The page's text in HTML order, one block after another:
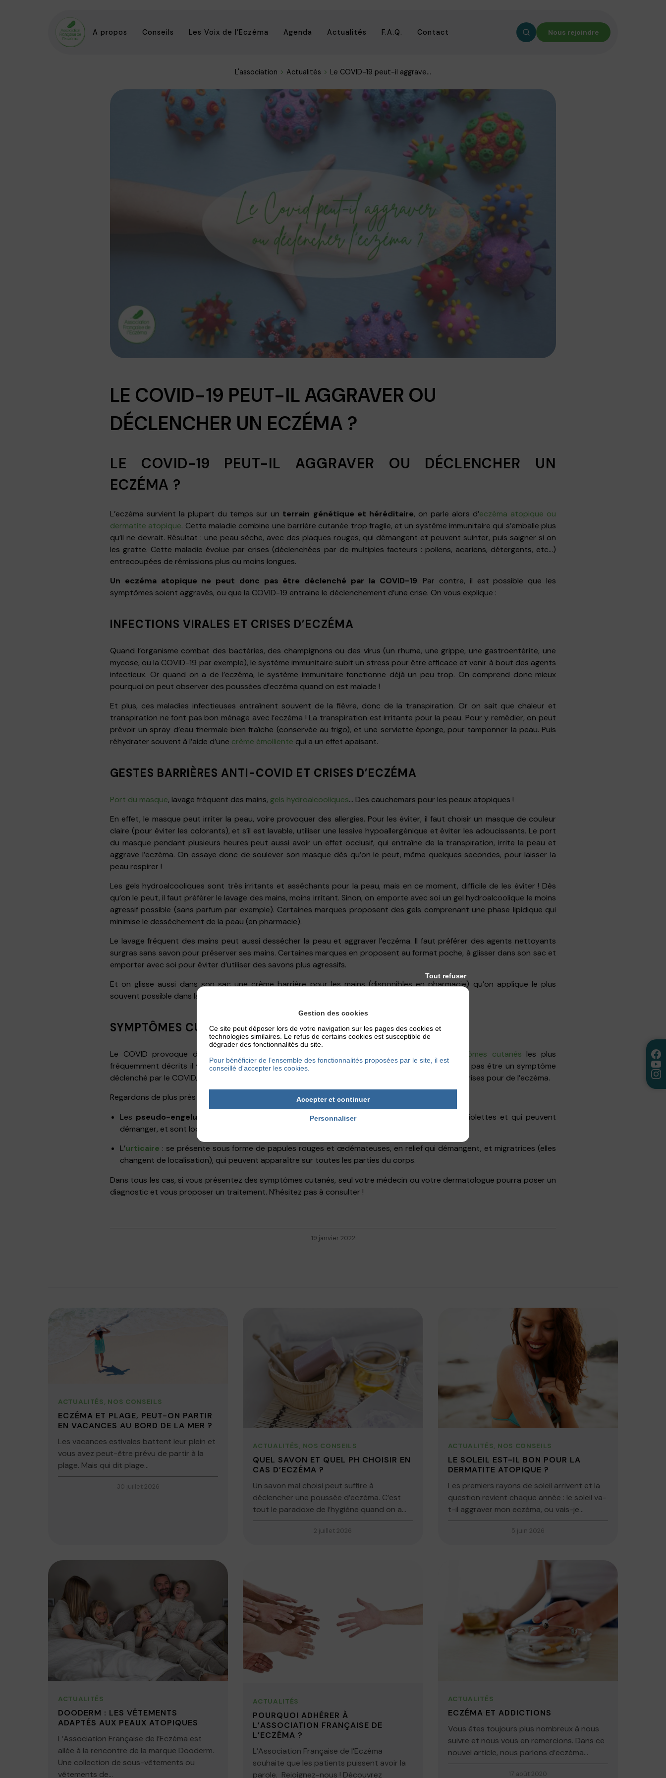
A propos Conseils Les Voix de l’Eczéma Agenda Actualités F.A.Q. Contact Nous rejoindre
L'association Actualités Le COVID-19 peut-il aggrave...
LE COVID-19 PEUT-IL AGGRAVER OU
DÉCLENCHER UN ECZÉMA ?
LE COVID-19 PEUT-IL AGGRAVER OU DÉCLENCHER UN
ECZÉMA ?
L’eczéma survient la plupart du temps sur un terrain génétique et héréditaire, on parle alors d’eczéma atopique ou
dermatite atopique. Cette maladie combine une barrière cutanée trop fragile, et un système immunitaire qui s’emballe plus
qu’il ne devrait. Résultat : une peau sèche, avec des plaques rouges, qui démangent et peuvent suinter, puis saigner si on
les gratte. Cette maladie évolue par crises (déclenchées par de multiples facteurs : pollens, acariens, détergents, etc…)
entrecoupées de rémissions plus ou moins longues.
Un eczéma atopique ne peut donc pas être déclenché par la COVID-19. Par contre, il est possible que les
symptômes soient aggravés, ou que la COVID-19 entraine le déclenchement d’une crise. On vous explique :
INFECTIONS VIRALES ET CRISES D’ECZÉMA
Quand l’organisme combat des bactéries, des champignons ou des virus (un rhume, une grippe, une gastroentérite, une
mycose, ou la COVID-19 par exemple), le système immunitaire subit un stress pour être efficace et venir à bout des agents
infectieux. Or quand on a de l’eczéma, le système immunitaire fonctionne déjà un peu trop. On comprend donc mieux
pourquoi on peut observer des poussées d’eczéma quand on est malade !
Et plus, ces maladies infectieuses entraînent souvent de la fièvre, donc de la transpiration. Or on sait que chaleur et
transpiration ne font pas bon ménage avec l’eczéma ! La transpiration est irritante pour la peau. Pour y remédier, on peut
prévoir un spray d’eau thermale bien fraîche (conservée au frigo), et une serviette éponge, pour tamponner la peau. Puis
réhydrater souvent à l’aide d’une crème émolliente qui a un effet apaisant.
GESTES BARRIÈRES ANTI-COVID ET CRISES D’ECZÉMA
Port du masque, lavage fréquent des mains, gels hydroalcooliques… Des cauchemars pour les peaux atopiques !
En effet, le masque peut irriter la peau, voire provoquer des allergies. Pour les éviter, il faut choisir un masque de couleur
claire (pour éviter les colorants), et s’il est lavable, utiliser une lessive hypoallergénique et éviter les adoucissants. Le port
du masque pendant plusieurs heures peut aussi avoir un effet occlusif, qui entraîne de la transpiration, irrite la peau et
aggrave l’eczéma. On essaye donc de soulever son masque dès qu’on le peut, même quelques secondes, pour laisser la
peau respirer !
Les gels hydroalcooliques sont très irritants et asséchants pour la peau, mais en ce moment, difficile de les éviter ! Dès
qu’on le peut, il faut préférer le lavage des mains, moins irritant. Sinon, on emporte avec soi un gel hydroalcoolique le moins
agressif possible (sans parfum par exemple). Certaines marques proposent des gels comprenant une phase lipidique qui
minimise le dessèchement de la peau (en pharmacie).
Le lavage fréquent des mains peut aussi dessécher la peau et aggraver l’eczéma. Il faut préférer des agents nettoyants
surgras sans savon pour préserver ses mains. Certaines marques en proposent au format poche, à glisser dans son sac et
emporter avec soi pour éviter d’utiliser des savons plus agressifs.
Et on glisse aussi dans son sac une crème barrière pour les mains (disponibles en pharmacie) qu’on applique le plus
souvent possible dans la journée pour protéger et nourrir la peau des mains.
SYMPTÔMES CUTANÉS DE LA COVID-19
Le COVID provoque de multiples symptômes, et n’épargne pas la peau ! Parmi les symptômes cutanés les plus
fréquemment décrits il y a les pseudo-engelures, et les poussées d’urticaire. L’eczéma ne semble pas être un symptôme
déclenché par le COVID, mais il est possible que des lésions de type engelures ou urticaire soient prises pour de l’eczéma.
Regardons de plus près :
Les pseudo-engelures
: se présentent sous forme de papules inflammatoires rouges ou violettes et qui peuvent
démanger, et sont localisées sur les pieds principalement, mais parfois aussi sur les mains
L’urticaire : se présente sous forme de papules rouges et œdémateuses, en relief qui démangent, et migratrices (elles
changent de localisation), qui peuvent apparaître sur toutes les parties du corps.
Dans tous les cas, si vous présentez des symptômes cutanés, seul votre médecin ou votre dermatologue pourra poser un
diagnostic et vous proposer un traitement. N’hésitez pas à consulter !
19 janvier 2022
ACTUALITÉS, NOS CONSEILS
ECZÉMA ET PLAGE, PEUT-ON PARTIR
EN VACANCES AU BORD DE LA MER ?
Les vacances estivales battent leur plein et
vous avez peut-être prévu de partir à la
plage. Mais qui dit plage...
30 juillet 2026
ACTUALITÉS, NOS CONSEILS
QUEL SAVON ET QUEL PH CHOISIR EN
CAS D’ECZÉMA ?
Un savon mal choisi peut suffire à
déclencher une poussée d’eczéma. C’est
tout le paradoxe de l’hygiène quand on a...
2 juillet 2026
ACTUALITÉS, NOS CONSEILS
LE SOLEIL EST-IL BON POUR LA
DERMATITE ATOPIQUE ?
Les premiers rayons de soleil arrivent et la
question revient chaque année : le soleil va-
t-il aggraver mon eczéma, ou vais-je...
5 juin 2026
ACTUALITÉS
DOODERM : LES VÊTEMENTS
ADAPTÉS AUX PEAUX ATOPIQUES
L’Association Française de l’Eczéma est
allée à la rencontre de la marque Dooderm.
Une collection de sous-vêtements ou
vêtements de...
ACTUALITÉS
POURQUOI ADHÉRER À
L’ASSOCIATION FRANÇAISE DE
L’ECZÉMA ?
L’Association Française de l’Eczéma
souhaite que les patients puissent avoir la
parole. Rejoignez-nous ! Découvrez
ACTUALITÉS
ECZÉMA ET ADDICTIONS
Vous êtes toujours plus nombreux à nous
suivre et nous vous en remercions. Dans ce
nouvel article, nous parlons d’eczéma...
17 août 2020
Gestion des cookies
Ce site peut déposer lors de votre navigation sur les pages des cookies et
technologies similaires. Le refus de certains cookies est susceptible de
dégrader des fonctionnalités du site.
Pour bénéficier de l’ensemble des fonctionnalités proposées par le site, il est
conseillé d'accepter les cookies.
Accepter et continuer
Tout refuser
Personnaliser